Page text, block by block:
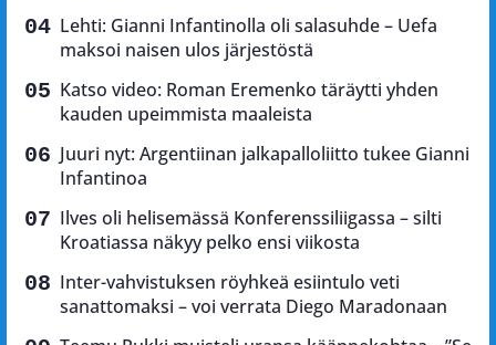
Lehti: Gianni Infantinolla oli salasuhde – Uefa
maksoi naisen ulos järjestöstä
Katso video: Roman Eremenko täräytti yhden
kauden upeimmista maaleista
Juuri nyt: Argentiinan jalkapalloliitto tukee Gianni
Infantinoa
Ilves oli helisemässä Konferenssiliigassa – silti
Kroatiassa näkyy pelko ensi viikosta
Inter-vahvistuksen röyhkeä esiintulo veti
sanattomaksi – voi verrata Diego Maradonaan